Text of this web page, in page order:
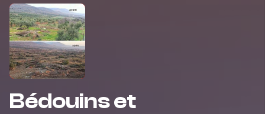
Bédouins et